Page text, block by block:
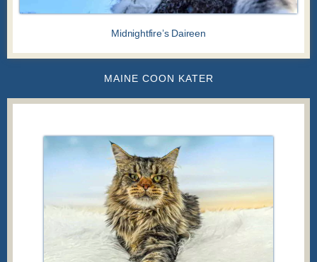
Midnightfire’s Daireen
MAINE COON KATER